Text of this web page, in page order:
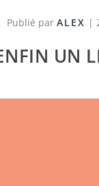
Publié par ALEX |
UN